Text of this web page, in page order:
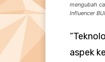
mengubah
Influencer
aspek